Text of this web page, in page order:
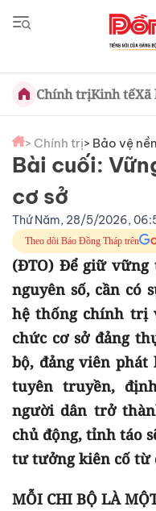
Chính trịKinh tếXã
> Chính trị> Bảo vệ
Bài cuối:
cơ sở
Thứ Năm, 28/5/2026,
Theo dõi Báo Đồng Tháp trên
(ĐTO) Để giữ
nguyên số, cần có
hệ thống chính trị
chức cơ sở đảng
bộ, đảng viên
tuyên truyền,
người dân trở
chủ động, tỉnh táo
tư tưởng kiên cố từ
MỖI CHI BỘ LÀ